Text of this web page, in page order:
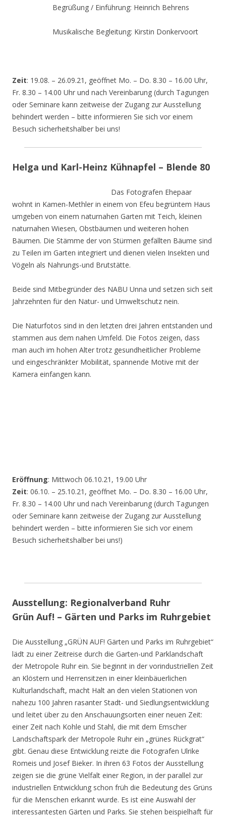
Begrüßung / Einführung: Heinrich Behrens
Musikalische Begleitung: Kirstin Donkervoort
Zeit: 19.08. – 26.09.21, geöffnet Mo. – Do. 8.30 – 16.00 Uhr,
Fr. 8.30 – 14.00 Uhr und nach Vereinbarung (durch Tagungen
oder Seminare kann zeitweise der Zugang zur Ausstellung
behindert werden – bitte informieren Sie sich vor einem
Besuch sicherheitshalber bei uns!
Helga und Karl-Heinz Kühnapfel – Blende 80
Das Fotografen Ehepaar
wohnt in Kamen-Methler in einem von Efeu begrüntem Haus
umgeben von einem naturnahen Garten mit Teich, kleinen
naturnahen Wiesen, Obstbäumen und weiteren hohen
Bäumen. Die Stämme der von Stürmen gefällten Bäume sind
zu Teilen im Garten integriert und dienen vielen Insekten und
Vögeln als Nahrungs-und Brutstätte.
Beide sind Mitbegründer des NABU Unna und setzen sich seit
Jahrzehnten für den Natur- und Umweltschutz nein.
Die Naturfotos sind in den letzten drei Jahren entstanden und
stammen aus dem nahen Umfeld. Die Fotos zeigen, dass
man auch im hohen Alter trotz gesundheitlicher Probleme
und eingeschränkter Mobilität, spannende Motive mit der
Kamera einfangen kann.
Eröffnung: Mittwoch 06.10.21, 19.00 Uhr
Zeit: 06.10. – 25.10.21, geöffnet Mo. – Do. 8.30 – 16.00 Uhr,
Fr. 8.30 – 14.00 Uhr und nach Vereinbarung (durch Tagungen
oder Seminare kann zeitweise der Zugang zur Ausstellung
behindert werden – bitte informieren Sie sich vor einem
Besuch sicherheitshalber bei uns!)
Ausstellung: Regionalverband Ruhr
Grün Auf! – Gärten und Parks im Ruhrgebiet
Die Ausstellung „GRÜN AUF! Gärten und Parks im Ruhrgebiet“
lädt zu einer Zeitreise durch die Garten-und Parklandschaft
der Metropole Ruhr ein. Sie beginnt in der vorindustriellen Zeit
an Klöstern und Herrensitzen in einer kleinbäuerlichen
Kulturlandschaft, macht Halt an den vielen Stationen von
nahezu 100 Jahren rasanter Stadt- und Siedlungsentwicklung
und leitet über zu den Anschauungsorten einer neuen Zeit:
einer Zeit nach Kohle und Stahl, die mit dem Emscher
Landschaftspark der Metropole Ruhr ein „grünes Rückgrat“
gibt. Genau diese Entwicklung reizte die Fotografen Ulrike
Romeis und Josef Bieker. In ihren 63 Fotos der Ausstellung
zeigen sie die grüne Vielfalt einer Region, in der parallel zur
industriellen Entwicklung schon früh die Bedeutung des Grüns
für die Menschen erkannt wurde. Es ist eine Auswahl der
interessantesten Gärten und Parks. Sie stehen beispielhaft für